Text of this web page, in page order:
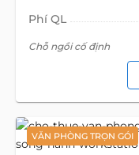
Phí QL
Chỗ ngồi cố định
VĂN PHÒNG TRỌN GÓI